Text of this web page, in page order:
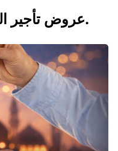
عروض تأجير السيارات والحافلات اليوم.